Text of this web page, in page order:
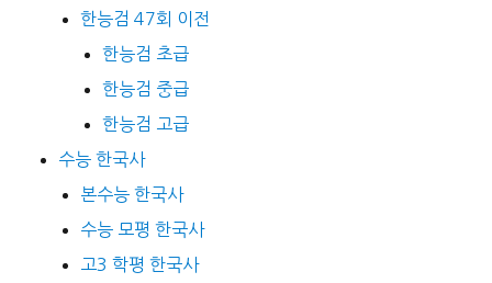
한능검 47회 이전
한능검 초급
한능검 중급
한능검 고급
수능 한국사
본수능 한국사
수능 모평 한국사
고3 학평 한국사